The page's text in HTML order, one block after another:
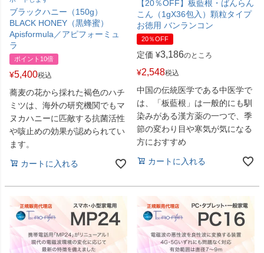
ブラックハニー（150g）
BLACK HONEY（黒蜂蜜）
Apisformula／アピフォーミュ
ラ
ポイント10倍
¥5,400税込
蕎麦の花から採れた褐色のハチ
ミツは、海外の研究機関でもマ
ヌカハニーに匹敵する抗菌活性
や咳止めの効果が認められてい
ます。
カートに入れる
【20％OFF】板藍根・ばんらん
こん（1gX36包入）顆粒タイプ
お徳用 バンランコン
20％OFF
定価 ¥3,186のところ
¥2,548税込
中国の伝統医学である中医学で
は、「板藍根」は一般的にも馴
染みがある漢方薬の一つで、季
節の変わり目や寒気が気になる
方におすすめ
カートに入れる